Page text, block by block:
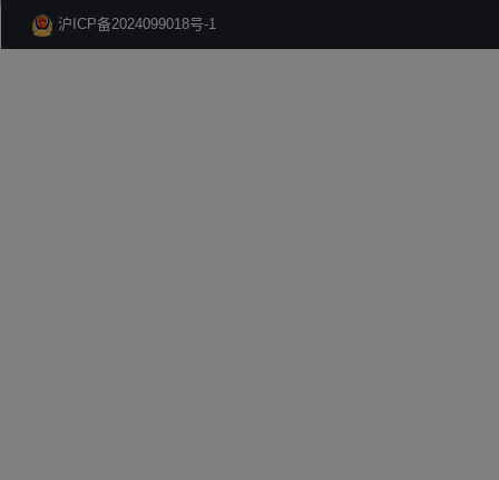
沪ICP备2024099018号-1